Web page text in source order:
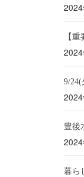
【
9/24(
豊後
暮ら